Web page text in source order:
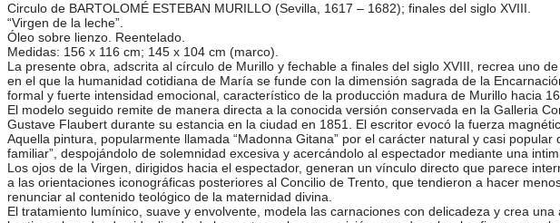
Circulo de BARTOLOMÉ ESTEBAN MURILLO (Sevilla, 1617 – 1682); finales del siglo XVIII.
“Virgen de la leche”.
Óleo sobre lienzo. Reentelado.
Medidas: 156 x 116 cm; 145 x 104 cm (marco).
La presente obra, adscrita al círculo de Murillo y fechable a finales del siglo XVIII, recrea uno
en el que la humanidad cotidiana de María se funde con la dimensión sagrada de la
formal y fuerte intensidad emocional, característico de la producción madura de Murillo hacia
El modelo seguido remite de manera directa a la conocida versión conservada en la Galleria
Gustave Flaubert durante su estancia en la ciudad en 1851. El escritor evocó la fuerza
Aquella pintura, popularmente llamada “Madonna Gitana” por el carácter natural y casi
familiar”, despojándolo de solemnidad excesiva y acercándolo al espectador mediante una
Los ojos de la Virgen, dirigidos hacia el espectador, generan un vínculo directo que parece
a las orientaciones iconográficas posteriores al Concilio de Trento, que tendieron a hacer
renunciar al contenido teológico de la maternidad divina.
El tratamiento lumínico, suave y envolvente, modela las carnaciones con delicadeza y crea